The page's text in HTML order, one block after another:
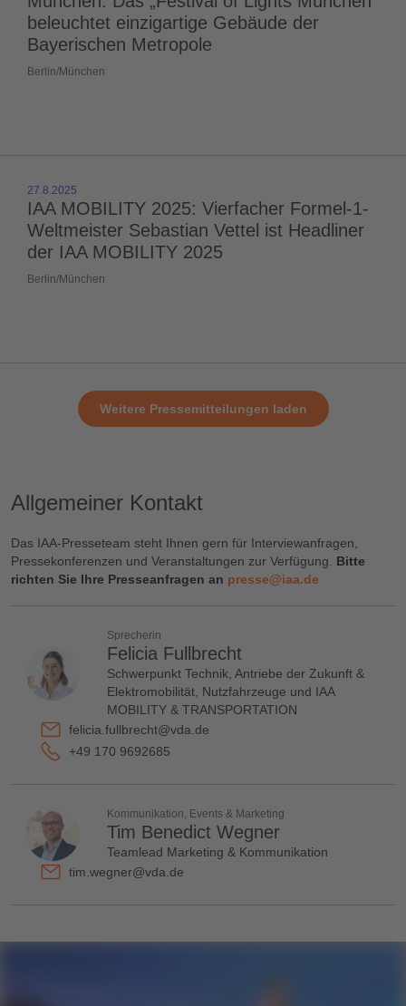
beleuchtet einzigartige Gebäude der
Bayerischen Metropole
Berlin/München
IAA MOBILITY 2025: Vierfacher Formel-1-
Weltmeister Sebastian Vettel ist Headliner
der IAA MOBILITY 2025
27.8.2025
Berlin/München
Weitere Pressemitteilungen laden
Allgemeiner Kontakt
Das IAA-Presseteam steht Ihnen gern für Interviewanfragen,
Pressekonferenzen und Veranstaltungen zur Verfügung. Bitte
richten Sie Ihre Presseanfragen an presse@iaa.de
Sprecherin
Felicia Fullbrecht
Schwerpunkt Technik, Antriebe der Zukunft &
Elektromobilität, Nutzfahrzeuge und IAA
MOBILITY & TRANSPORTATION
felicia.fullbrecht@vda.de
+49 170 9692685
Kommunikation, Events & Marketing
Tim Benedict Wegner
Teamlead Marketing & Kommunikation
tim.wegner@vda.de